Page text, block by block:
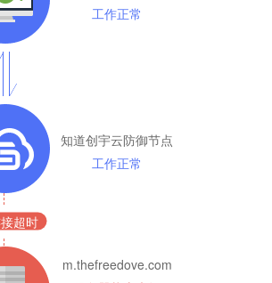
工作正常
知道创宇云防御节点
工作正常
超时
m.thefreedove.com